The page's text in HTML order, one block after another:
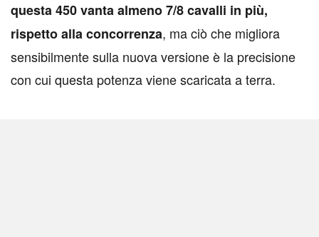
questa 450 vanta almeno 7/8 cavalli in più,
rispetto alla concorrenza, ma ciò che migliora
sensibilmente sulla nuova versione è la precisione
con cui questa potenza viene scaricata a terra.